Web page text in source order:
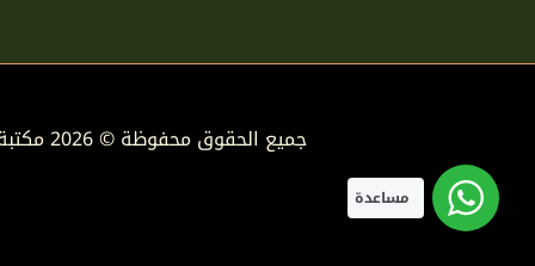
جميع الحقوق محفوظة © 2026 مكتبة دار الفوائد
مساعدة